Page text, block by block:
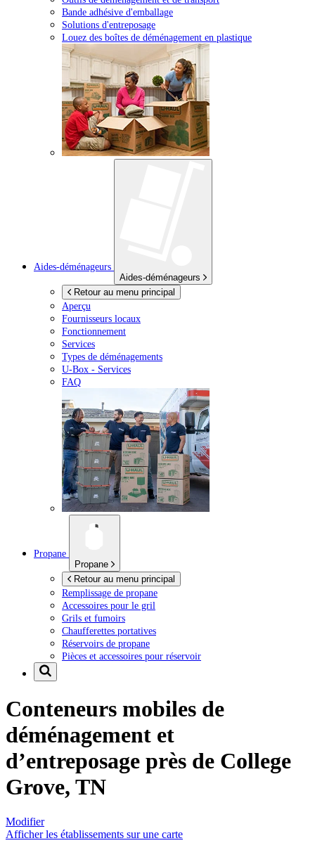
Bande adhésive d'emballage
Solutions d'entreposage
Louez des boîtes de déménagement en plastique
Aides-déménageurs
Aides-déménageurs
Retour au menu principal
Aperçu
Fournisseurs locaux
Fonctionnement
Services
Types de déménagements
U-Box - Services
FAQ
Propane
Propane
Retour au menu principal
Remplissage de propane
Accessoires pour le gril
Grils et fumoirs
Chaufferettes portatives
Réservoirs de propane
Pièces et accessoires pour réservoir
Conteneurs mobiles de
déménagement et
d’entreposage près de College
Grove, TN
Modifier
Afficher les établissements sur une carte